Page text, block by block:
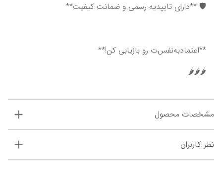
🛡️ **دارای تاییدیه رسمی و ضمانت کیفیت**
**اعتماد‌به‌نفس‌ت رو بازیابی کن!**
🌶️🌶️🌶️
مشخصات محصول
نظر کاربران